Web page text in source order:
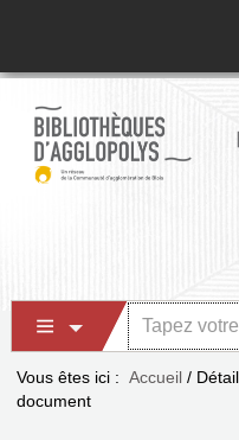
Vous êtes ici : Accueil /
document